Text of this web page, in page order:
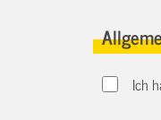
Ich